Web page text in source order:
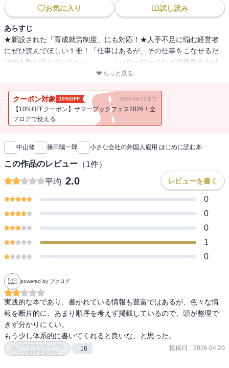
お気に入り 試し読み
あらすじ
★新設された「育成就労制度」にも対応！★人手不足に悩む経営者
にぜひ読んでほしい１冊！「仕事はあるが、その仕事をこなせるだ
けの人数が足りていない・・・」「ハローワークなどで募集をかけ
ても人が来ない・・・」「賃金を上げても若い人は応募してこな
人材を確保すること自体がむずかしくなってきています。そんな人
手不足問題の救世主になるのが外国人材の存在です。外国人を雇用
することは単なる人手不足の解消だけでなく、インバウンド需要へ
な好影響をもたらします。本書では、まったくはじめての外国人雇
用でも、採用のやり方から、外国人社員への対応、失踪問題の対応
方法などをわかりやすく解説しています。これから少子高齢化がま
すます加速していくなか、会社が永続していくうえで外国人の雇用
が必須の時代です！
もっと見る
クーポン対象 10%OFF 2026.08.11まで
【10%OFFクーポン】サマーブックフェス2026！全
フロアで使える
新刊通知
中山修 篠田陽一郎 小さな会社の外国人雇用 はじめに読む本
この作品のレビュー （1件）
平均 2.0 レビューを書く
0
0
0
1
0
powered by ブクログ
実践的な本であり、書かれている情報も豊富ではあるが、色々な情
報を断片的に、あまり順序を考えず掲載しているので、頭が整理で
きず分かりにくい。
もう少し体系的に書いてくれると良いな、と思った。
ブクログレビューは
いいねできません
16 投稿日 : 2026.04.20